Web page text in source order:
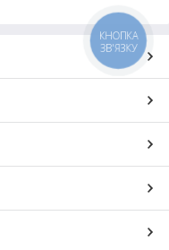
КНОПКА
ЗВ'ЯЗКУ